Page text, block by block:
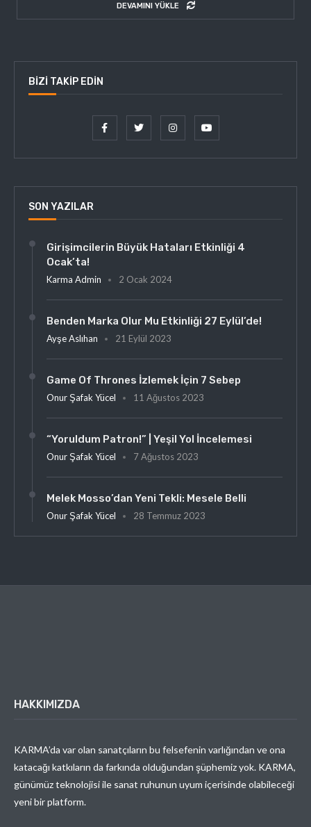
DEVAMINI YÜKLE
BIZI TAKIP EDIN
SON YAZILAR
Girişimcilerin Büyük Hataları Etkinliği 4
Ocak’ta!
Karma Admin 2 Ocak 2024
Benden Marka Olur Mu Etkinliği 27 Eylül’de!
Ayşe Aslıhan 21 Eylül 2023
Game Of Thrones İzlemek İçin 7 Sebep
Onur Şafak Yücel 11 Ağustos 2023
“Yoruldum Patron!” | Yeşil Yol İncelemesi
Onur Şafak Yücel 7 Ağustos 2023
Melek Mosso’dan Yeni Tekli: Mesele Belli
Onur Şafak Yücel 28 Temmuz 2023
HAKKIMIZDA
KARMA’da var olan sanatçıların bu felsefenin varlığından ve ona
katacağı katkıların da farkında olduğundan şüphemiz yok. KARMA,
günümüz teknolojisi ile sanat ruhunun uyum içerisinde olabileceği
yeni bir platform.